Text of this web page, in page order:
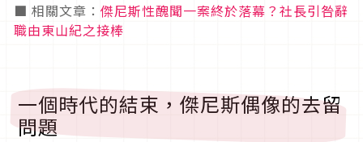
■ 相關文章： 傑尼斯性醜聞一案終於落幕？社長引咎辭
職由東山紀之接棒
一個時代的結束，傑尼斯偶像的去留
問題